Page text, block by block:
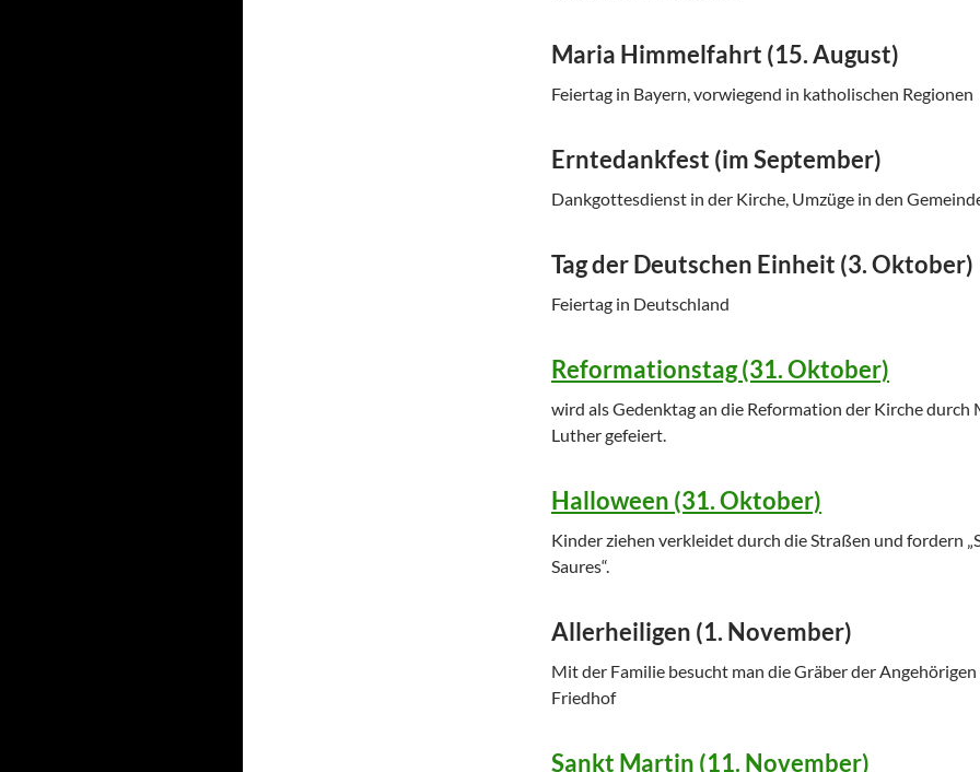
Maria Himmelfahrt (15. August)
Feiertag in Bayern, vorwiegend in katholischen Regionen
Erntedankfest (im September)
Dankgottesdienst in der Kirche, Umzüge in den
Tag der Deutschen Einheit (3. Oktober)
Feiertag in Deutschland
Reformationstag (31. Oktober)
wird als Gedenktag an die Reformation der Kirche durch
Luther gefeiert.
Halloween (31. Oktober)
Kinder ziehen verkleidet durch die Straßen und fordern
Saures“.
Allerheiligen (1. November)
Mit der Familie besucht man die Gräber der Angehörigen
Friedhof
Sankt Martin (11. November)